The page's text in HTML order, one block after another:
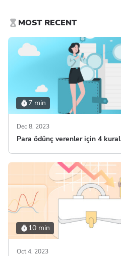
MOST RECENT
7 min
Dec 8, 2023
Para ödünç verenler için 4 kural
10 min
Oct 4, 2023